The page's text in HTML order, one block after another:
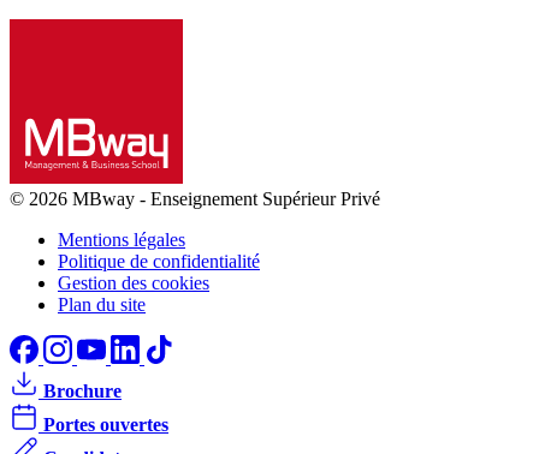
© 2026 MBway - Enseignement Supérieur Privé
Mentions légales
Politique de confidentialité
Gestion des cookies
Plan du site
Brochure
Portes ouvertes